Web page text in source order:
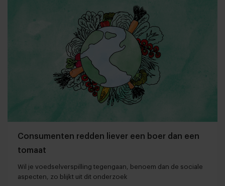
Consumenten redden liever een boer dan een
tomaat
Wil je voedselverspilling tegengaan, benoem dan de sociale
aspecten, zo blijkt uit dit onderzoek